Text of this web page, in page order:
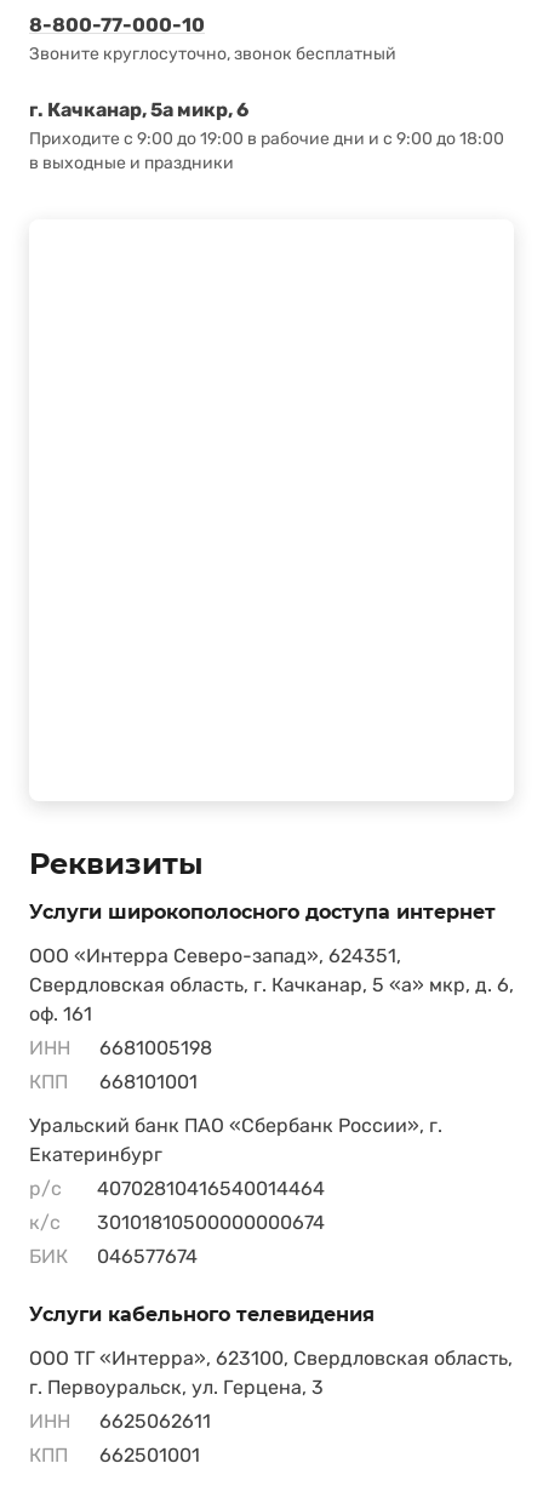
8-800-77-000-10
Звоните круглосуточно, звонок бесплатный
г. Качканар, 5а микр, 6
Приходите с 9:00 до 19:00 в рабочие дни и с 9:00 до 18:00
в выходные и праздники
Реквизиты
Услуги широкополосного доступа интернет
ООО «Интерра Северо-запад», 624351,
Свердловская область, г. Качканар, 5 «а» мкр, д. 6,
оф. 161
ИНН
6681005198
КПП
668101001
Уральский банк ПАО «Сбербанк России», г.
Екатеринбург
р/с
40702810416540014464
к/с
30101810500000000674
БИК
046577674
Услуги кабельного телевидения
ООО ТГ «Интерра», 623100, Свердловская область,
г. Первоуральск, ул. Герцена, 3
ИНН
6625062611
КПП
662501001